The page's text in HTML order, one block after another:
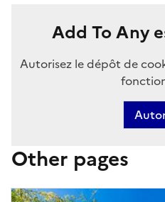
Add To Any
Autorisez le dépôt de
Other pages